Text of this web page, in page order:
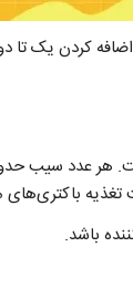
کردن یک تا
باشد.